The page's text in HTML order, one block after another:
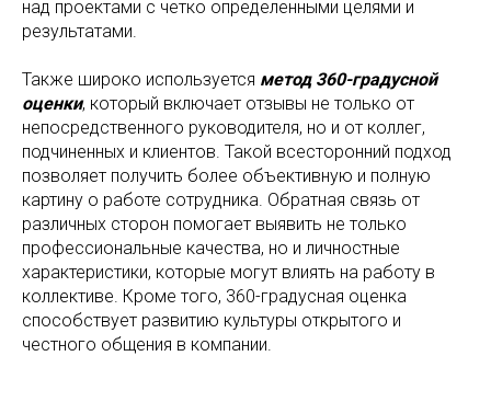
над проектами с четко определенными целями и
результатами.
Также широко используется метод 360-градусной
оценки, который включает отзывы не только от
непосредственного руководителя, но и от коллег,
подчиненных и клиентов. Такой всесторонний подход
позволяет получить более объективную и полную
картину о работе сотрудника. Обратная связь от
различных сторон помогает выявить не только
профессиональные качества, но и личностные
характеристики, которые могут влиять на работу в
коллективе. Кроме того, 360-градусная оценка
способствует развитию культуры открытого и
честного общения в компании.